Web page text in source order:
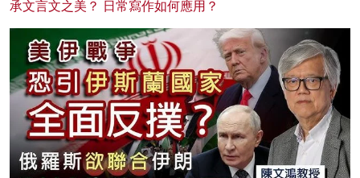
承文言文之美？ 日常寫作如何應用？